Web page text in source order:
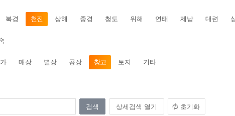
북경 천진 상해 중경 청도 위해 연태 제남 대련
매장 별장 공장 창고 토지 기타
상세검색 열기 초기화